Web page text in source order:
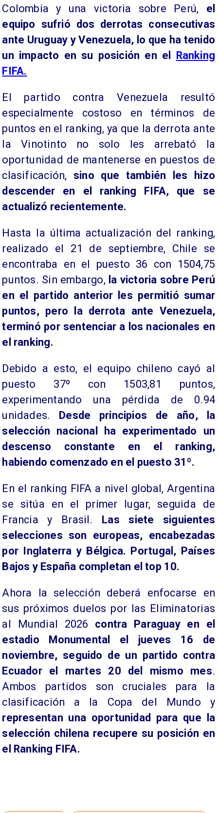
Colombia y una victoria sobre Perú, el
equipo sufrió dos derrotas consecutivas
ante Uruguay y Venezuela, lo que ha tenido
un impacto en su posición en el Ranking
FIFA.
El partido contra Venezuela resultó
especialmente costoso en términos de
puntos en el ranking, ya que la derrota ante
la Vinotinto no solo les arrebató la
oportunidad de mantenerse en puestos de
clasificación, sino que también les hizo
descender en el ranking FIFA, que se
actualizó recientemente.
Hasta la última actualización del ranking,
realizado el 21 de septiembre, Chile se
encontraba en el puesto 36 con 1504,75
puntos. Sin embargo, la victoria sobre Perú
en el partido anterior les permitió sumar
puntos, pero la derrota ante Venezuela,
terminó por sentenciar a los nacionales en
el ranking.
Debido a esto, el equipo chileno cayó al
puesto 37º con 1503,81 puntos,
experimentando una pérdida de 0.94
unidades. Desde principios de año, la
selección nacional ha experimentado un
descenso constante en el ranking,
habiendo comenzado en el puesto 31º.
En el ranking FIFA a nivel global, Argentina
se sitúa en el primer lugar, seguida de
Francia y Brasil. Las siete siguientes
selecciones son europeas, encabezadas
por Inglaterra y Bélgica. Portugal, Países
Bajos y España completan el top 10.
Ahora la selección deberá enfocarse en
sus próximos duelos por las Eliminatorias
al Mundial 2026 contra Paraguay en el
estadio Monumental el jueves 16 de
noviembre, seguido de un partido contra
Ecuador el martes 20 del mismo mes.
Ambos partidos son cruciales para la
clasificación a la Copa del Mundo y
representan una oportunidad para que la
selección chilena recupere su posición en
el Ranking FIFA.